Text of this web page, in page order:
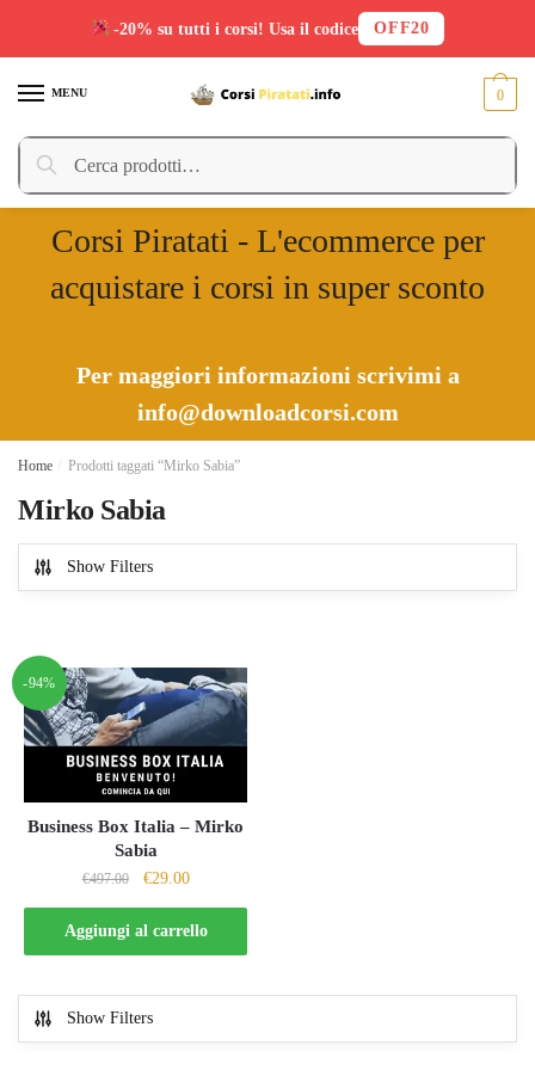
MENU
Cerca:
Cerca
0
Corsi Piratati - L'ecommerce per
acquistare i corsi in super sconto
Per maggiori informazioni scrivimi a
info@downloadcorsi.com
Home Prodotti taggati “Mirko Sabia”
Mirko Sabia
Show Filters
-94%
Business Box Italia – Mirko
Sabia
€497.00
Il
prezzo
originale
era:
€29.00Il
prezzo
attuale
è:
Aggiungi al carrello
Show Filters
-20% su tutti i corsi! Usa il codice OFF20